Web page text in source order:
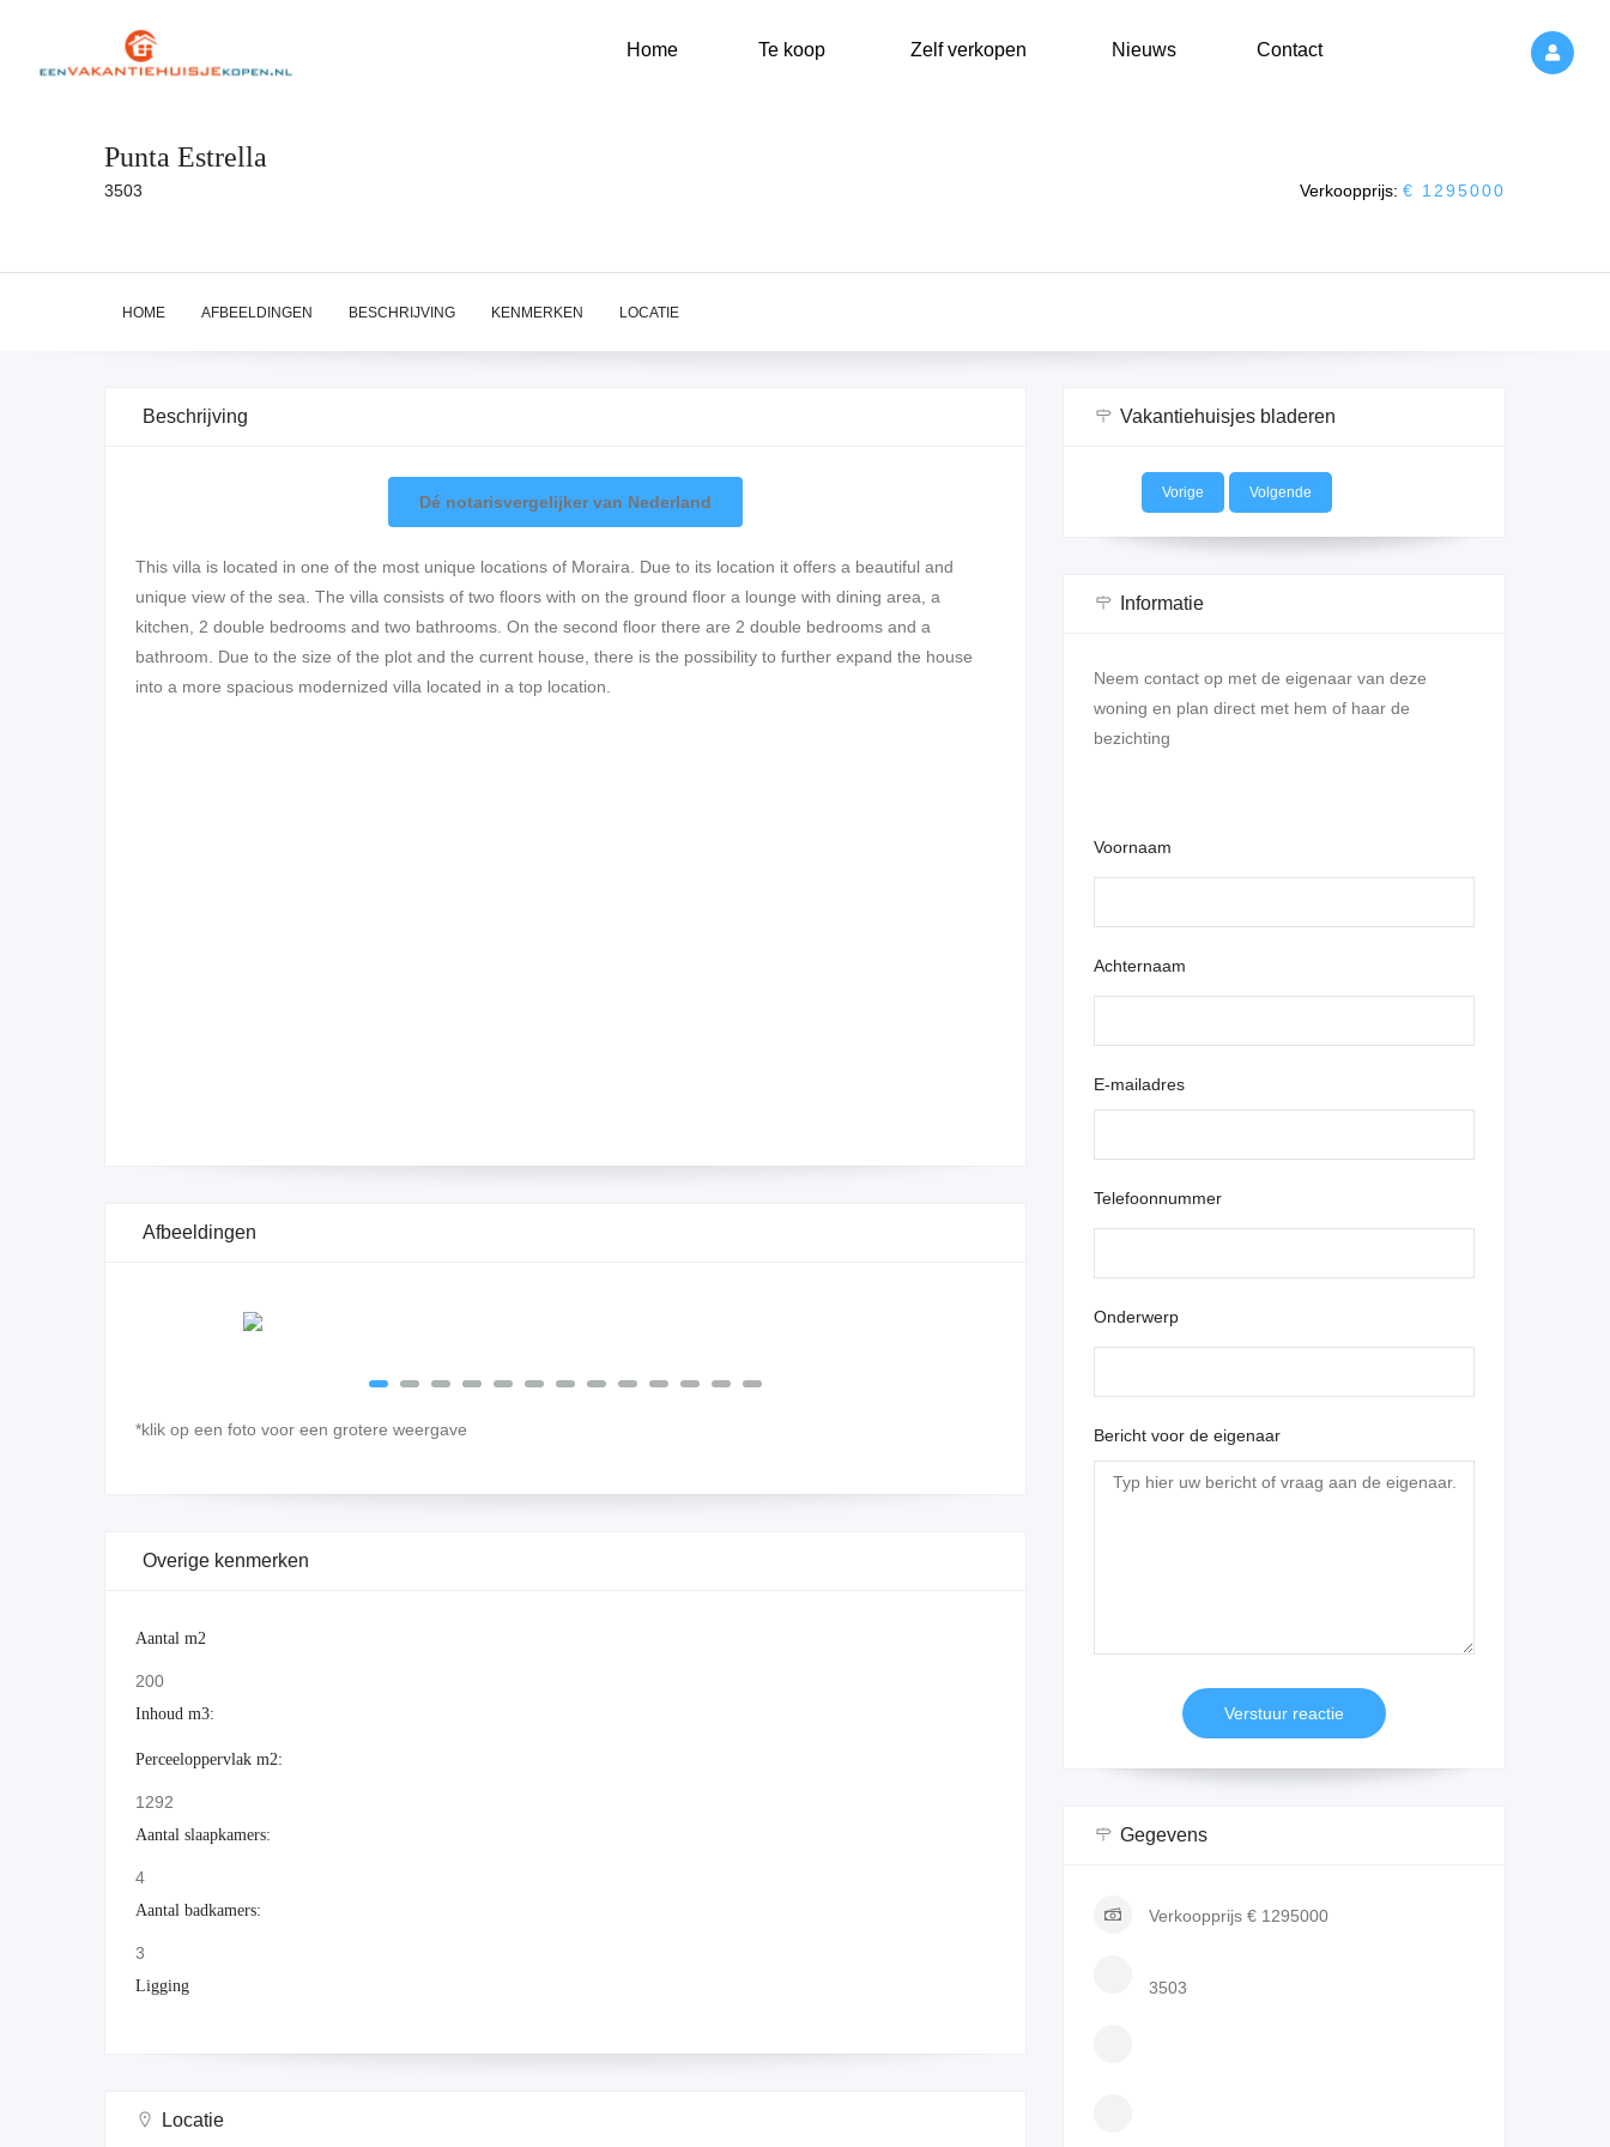
navigation
Home Te koop Zelf verkopen Nieuws Contact
Punta Estrella
3503 Verkoopprijs: € 1295000
HOME AFBEELDINGEN BESCHRIJVING KENMERKEN LOCATIE
Beschrijving
Dé notarisvergelijker van Nederland
This villa is located in one of the most unique locations of Moraira. Due to its location it offers a beautiful and
unique view of the sea. The villa consists of two floors with on the ground floor a lounge with dining area, a
kitchen, 2 double bedrooms and two bathrooms. On the second floor there are 2 double bedrooms and a
bathroom. Due to the size of the plot and the current house, there is the possibility to further expand the house
into a more spacious modernized villa located in a top location.
Afbeeldingen
*klik op een foto voor een grotere weergave
Overige kenmerken
Aantal m2
200
Inhoud m3:
Perceeloppervlak m2:
1292
Aantal slaapkamers:
4
Aantal badkamers:
3
Ligging
Locatie
Vakantiehuisjes bladeren
Vorige Volgende
Informatie
Neem contact op met de eigenaar van deze
woning en plan direct met hem of haar de
bezichting
Voornaam
Achternaam
E-mailadres
Telefoonnummer
Onderwerp
Bericht voor de eigenaar
Gegevens
Verkoopprijs € 1295000
3503